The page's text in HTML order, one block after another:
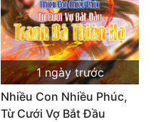
1 ngày trước
Nhiều Con Nhiều Phúc,
Từ Cưới Vợ Bắt Đầu